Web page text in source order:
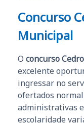
Concurso
Municipal
O concurso
excelente
ingressar no
ofertados
administrativas
escolaridade